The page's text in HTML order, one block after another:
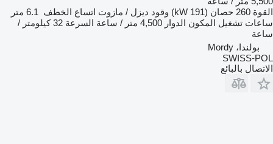
القوة 260 حصان (191 kW) وقود ديزل / مازوت اتساع الخطف 6.1 متر
ساعات تشغيل المكون الدوار 4,500 متر / ساعة السرعة
32 كيلومتر /
ساعة
بولندا، Mordy
SWISS-POL
الاتصال بالبائع